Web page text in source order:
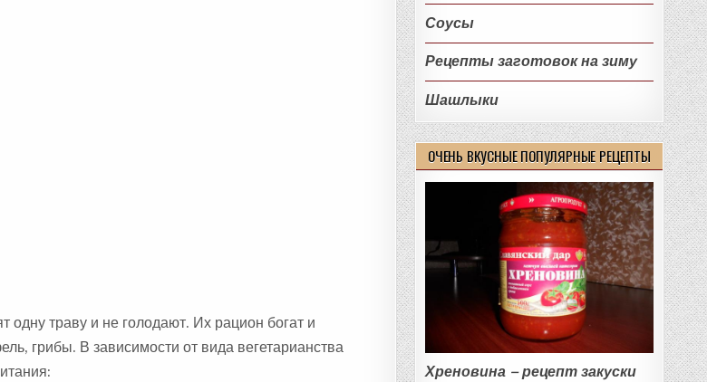
одну траву и не голодают. Их рацион богат и
грибы. В зависимости от вида вегетарианства
Соусы
Рецепты заготовок на зиму
Шашлыки
ОЧЕНЬ ВКУСНЫЕ ПОПУЛЯРНЫЕ РЕЦЕПТЫ
Хреновина – рецепт закуски